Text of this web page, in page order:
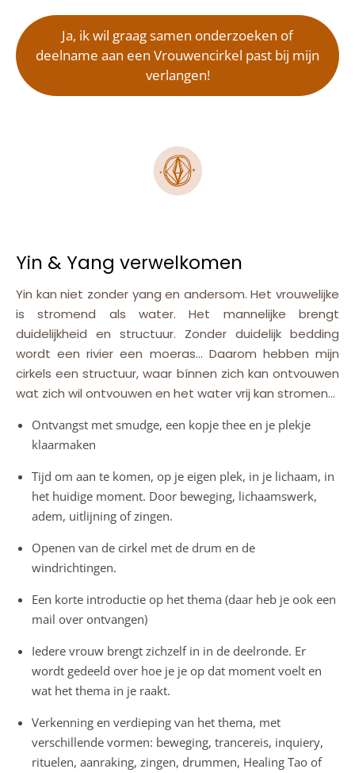
Ja, ik wil graag samen onderzoeken of
deelname aan een Vrouwencirkel past bij mijn
verlangen!
Yin & Yang verwelkomen
Yin kan niet zonder yang en andersom. Het vrouwelijke
is stromend als water. Het mannelijke brengt
duidelijkheid en structuur. Zonder duidelijk bedding
wordt een rivier een moeras… Daarom hebben mijn
cirkels een structuur, waar bínnen zich kan ontvouwen
wat zich wil ontvouwen en het water vrij kan stromen…
Ontvangst met smudge, een kopje thee en je plekje
klaarmaken
Tijd om aan te komen, op je eigen plek, in je lichaam, in
het huidige moment. Door beweging, lichaamswerk,
adem, uitlijning of zingen.
Openen van de cirkel met de drum en de
windrichtingen.
Een korte introductie op het thema (daar heb je ook een
mail over ontvangen)
Iedere vrouw brengt zichzelf in in de deelronde. Er
wordt gedeeld over hoe je je op dat moment voelt en
wat het thema in je raakt.
Verkenning en verdieping van het thema, met
verschillende vormen: beweging, trancereis, inquiery,
rituelen, aanraking, zingen, drummen, Healing Tao of